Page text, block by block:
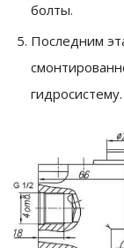
болты.
Последним
гидросистему.